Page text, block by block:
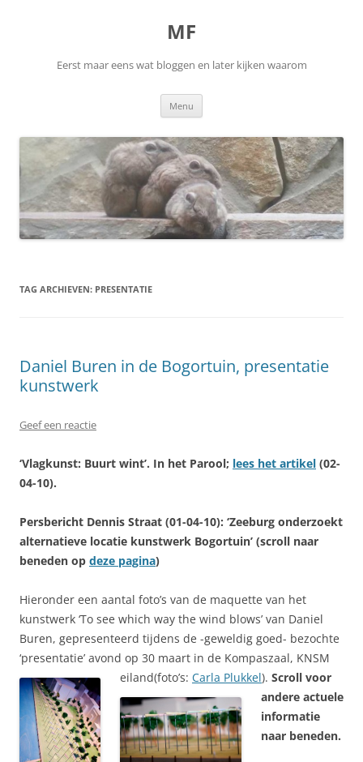
MF
Eerst maar eens wat bloggen en later kijken waarom
Menu
TAG ARCHIEVEN: PRESENTATIE
Daniel Buren in de Bogortuin, presentatie
kunstwerk
Geef een reactie
‘Vlagkunst: Buurt wint’. In het Parool; lees het artikel (02-
04-10).
Persbericht Dennis Straat (01-04-10): ‘Zeeburg onderzoekt
alternatieve locatie kunstwerk Bogortuin’ (scroll naar
beneden op deze pagina)
Hieronder een aantal foto’s van de maquette van het
kunstwerk ‘To see which way the wind blows’ van Daniel
Buren, gepresenteerd tijdens de -geweldig goed- bezochte
‘presentatie’ avond op 30 maart in de Kompaszaal, KNSM
eiland(foto’s: Carla Plukkel). Scroll voor
andere actuele
informatie
naar beneden.